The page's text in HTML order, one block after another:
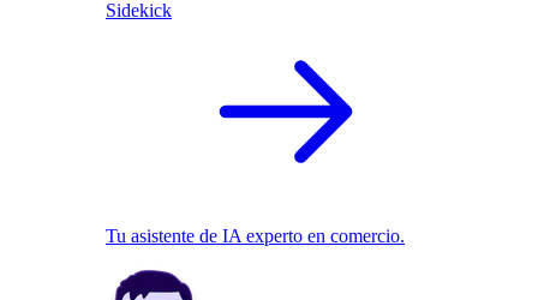
Sidekick
Tu asistente de IA experto en comercio.